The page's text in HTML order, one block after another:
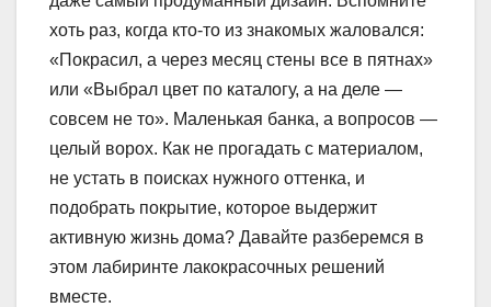
хоть раз, когда кто-то из знакомых жаловался:
«Покрасил, а через месяц стены все в пятнах»
или «Выбрал цвет по каталогу, а на деле —
совсем не то». Маленькая банка, а вопросов —
целый ворох. Как не прогадать с материалом,
не устать в поисках нужного оттенка, и
подобрать покрытие, которое выдержит
активную жизнь дома? Давайте разберемся в
этом лабиринте лакокрасочных решений
вместе.